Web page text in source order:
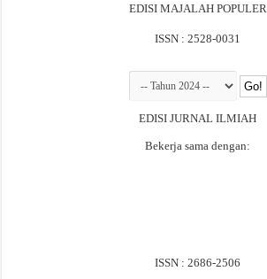
EDISI MAJALAH POPULER
ISSN : 2528-0031
EDISI JURNAL ILMIAH
Bekerja sama dengan:
ISSN : 2686-2506